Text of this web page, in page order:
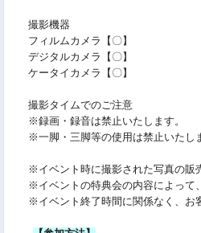
撮影機器
フィルムカメラ【〇】
デジタルカメラ【〇】
ケータイカメラ【〇】
撮影タイムでのご注意
※録画・録音は禁止いたします。
※一脚・三脚等の使用は禁止いたし
※イベント時に撮影された写真の販
※イベントの特典会の内容によって
※イベント終了時間に関係なく、お